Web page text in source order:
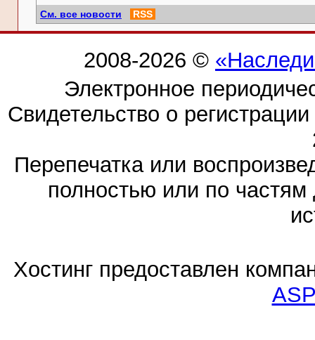
См. все новости RSS
2008-2026 ©
Электронное
Свидетельство о
Перепечатка или
полностью или по частям
Хостинг предоставлен